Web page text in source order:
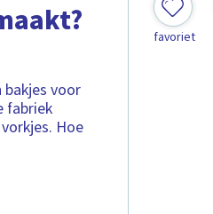
bakjes voor
fabriek
Hoe
favoriet